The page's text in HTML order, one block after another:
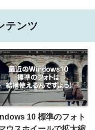
テンツ
10 標準のフォト